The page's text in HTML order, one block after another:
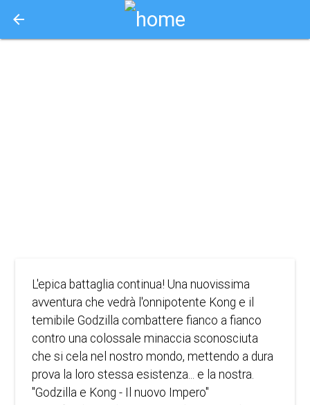
arrow_back
L'epica battaglia continua! Una nuovissima
avventura che vedrà l'onnipotente Kong e il
temibile Godzilla combattere fianco a fianco
contro una colossale minaccia sconosciuta
che si cela nel nostro mondo, mettendo a dura
prova la loro stessa esistenza... e la nostra.
"Godzilla e Kong - Il nuovo Impero"